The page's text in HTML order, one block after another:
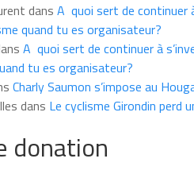
dans A quoi sert de continuer
quand tu es organisateur?
A quoi sert de continuer à
tu es organisateur?
Charly Saumon s’impose au
dans Le cyclisme Girondin perd
donation